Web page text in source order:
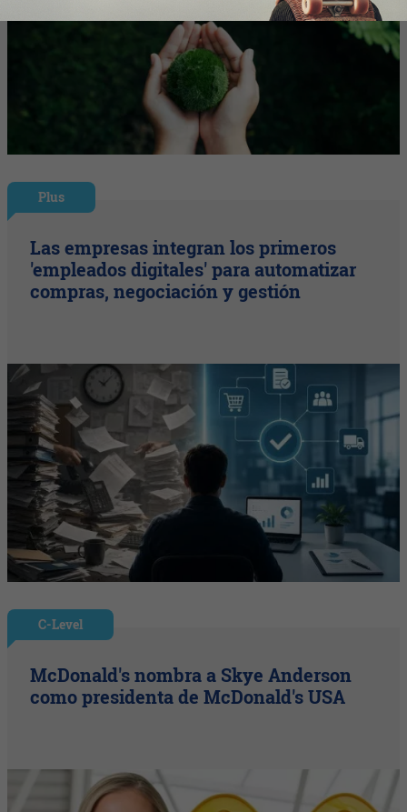
Plus
Las empresas integran los primeros
'empleados digitales' para automatizar
compras, negociación y gestión
C-Level
McDonald's nombra a Skye Anderson
como presidenta de McDonald's USA